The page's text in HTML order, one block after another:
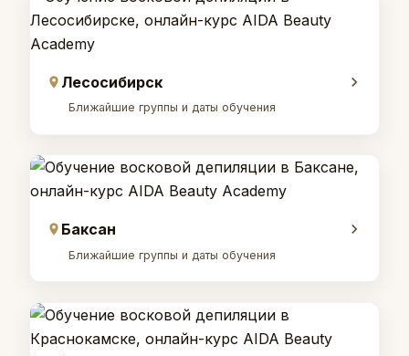
Лесосибирск
Ближайшие группы и даты обучения
Баксан
Ближайшие группы и даты обучения